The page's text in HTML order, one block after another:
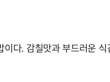
다. 감칠맛과 부드러운